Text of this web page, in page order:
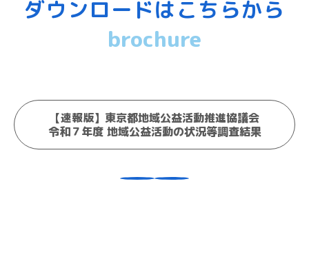
ダウンロードはこちらから
brochure
【速報版】東京都地域公益活動推進協議会
令和７年度 地域公益活動の状況等調査結果